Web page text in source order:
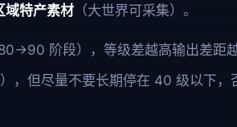
域特产素材 （大世界可采集）。
阶段），等级差越高输出差距越
，但尽量不要长期停在 40 级以下，